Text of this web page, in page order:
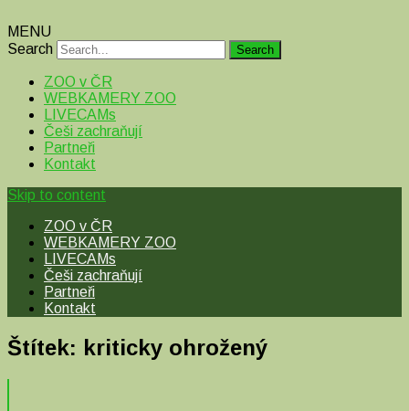
MENU
Search
ZOO v ČR
WEBKAMERY ZOO
LIVECAMs
Češi zachraňují
Partneři
Kontakt
Skip to content
ZOO v ČR
WEBKAMERY ZOO
LIVECAMs
Češi zachraňují
Partneři
Kontakt
Štítek: kriticky ohrožený